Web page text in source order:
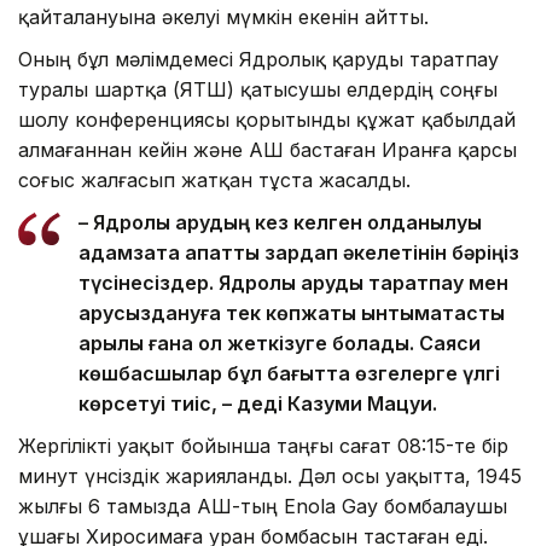
қайталануына әкелуі мүмкін екенін айтты.
Оның бұл мәлімдемесі Ядролық қаруды таратпау
туралы шартқа (ЯҚТШ) қатысушы елдердің соңғы
шолу конференциясы қорытынды құжат қабылдай
алмағаннан кейін және АҚШ бастаған Иранға қарсы
соғыс жалғасып жатқан тұста жасалды.
– Ядролық қарудың кез келген қолданылуы
адамзатқа апатты зардап әкелетінін бәріңіз
түсінесіздер. Ядролық қаруды таратпау мен
қарусыздануға тек көпжақты ынтымақтастық
арқылы ғана қол жеткізуге болады. Саяси
көшбасшылар бұл бағытта өзгелерге үлгі
көрсетуі тиіс, – деді Казуми Мацуи.
Жергілікті уақыт бойынша таңғы сағат 08:15-те бір
минут үнсіздік жарияланды. Дәл осы уақытта, 1945
жылғы 6 тамызда АҚШ-тың Enola Gay бомбалаушы
ұшағы Хиросимаға уран бомбасын тастаған еді.